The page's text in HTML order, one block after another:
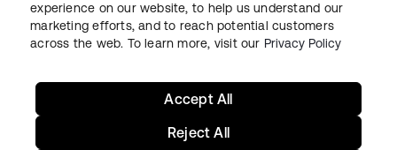
法務プライバシーポリシーサイト利用規約セキュリティ
experience on our website, to help us understand our
marketing efforts, and to reach potential customers
across the web. To learn more, visit our Privacy Policy
Reject All
Accept All